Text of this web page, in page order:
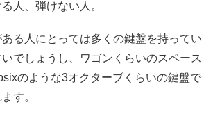
人、弾けない人。
る人にとっては多くの鍵盤を持ってい
でしょうし、ワゴンくらいのスペース
のような3オクターブくらいの鍵盤で
す。